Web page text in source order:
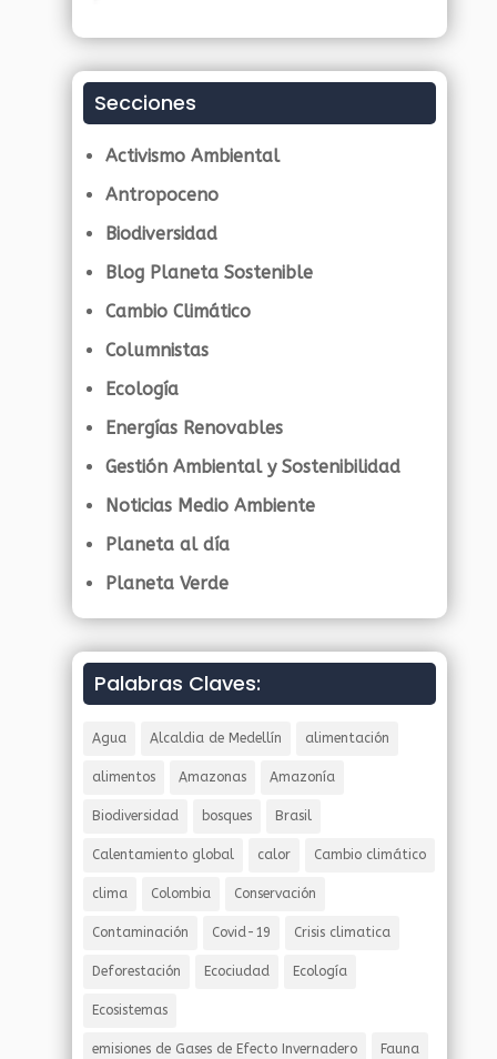
Secciones
Activismo Ambiental
Antropoceno
Biodiversidad
Blog Planeta Sostenible
Cambio Climático
Columnistas
Ecología
Energías Renovables
Gestión Ambiental y Sostenibilidad
Noticias Medio Ambiente
Planeta al día
Planeta Verde
Palabras Claves:
Agua Alcaldia de Medellín alimentación
alimentos Amazonas Amazonía
Biodiversidad bosques Brasil
Calentamiento global calor Cambio climático
clima Colombia Conservación
Contaminación Covid-19 Crisis climatica
Deforestación Ecociudad Ecología
Ecosistemas
emisiones de Gases de Efecto Invernadero Fauna